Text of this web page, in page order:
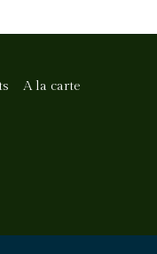
A la carte